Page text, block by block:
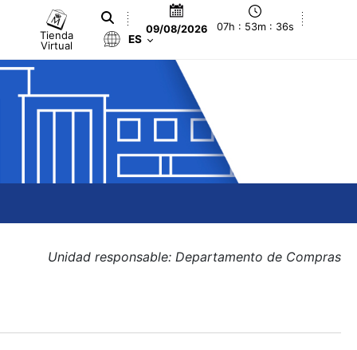
Tienda
Virtual
09/08/2026 07h : 53m : 37s
ES
Unidad responsable: Departamento de Compras